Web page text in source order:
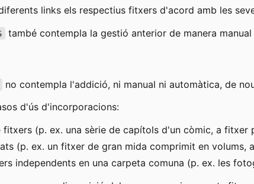
links els respectius fitxers d'acord amb les
també contempla la gestió anterior de manera
no contempla l'addició, ni manual ni automàtica, de
d'ús d'incorporacions:
fitxers (p. ex. una sèrie de capítols d'un còmic, a fitxer
(p. ex. un fitxer de gran mida comprimit en volums,
independents en una carpeta comuna (p. ex. les